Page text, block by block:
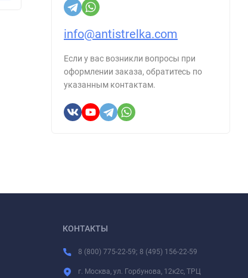
info@antistrelka.com
Если у вас возникли вопросы при
оформлении заказа, обратитесь по
указанным контактам.
КОНТАКТЫ
8 (800) 775-22-59; 8 (495) 156-22-59
г. Москва, ул. Горбунова, 12к2с, ТРЦ